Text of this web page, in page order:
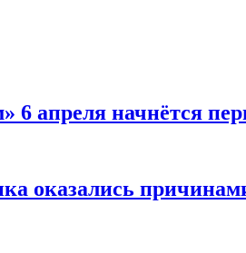
6 апреля начнётся
оказались